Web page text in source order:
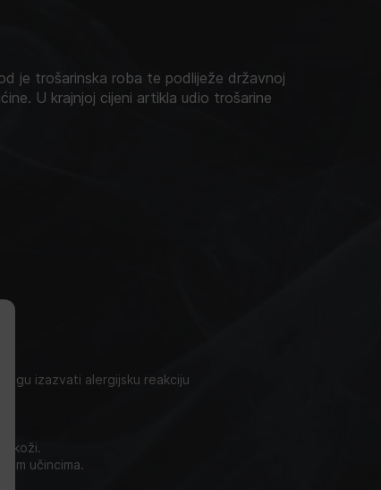
je trošarinska roba te podliježe državnoj
U krajnjoj cijeni artikla udio trošarine
izazvati alergijsku reakciju
koži.
učincima.